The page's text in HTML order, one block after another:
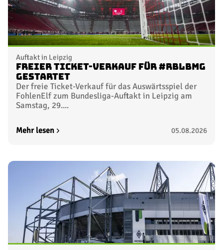
Auftakt in Leipzig
Freier Ticket-Verkauf für #RBLBMG
gestartet
Der freie Ticket-Verkauf für das Auswärtsspiel der
FohlenElf zum Bundesliga-Auftakt in Leipzig am
Samstag, 29....
Mehr lesen 05.08.2026